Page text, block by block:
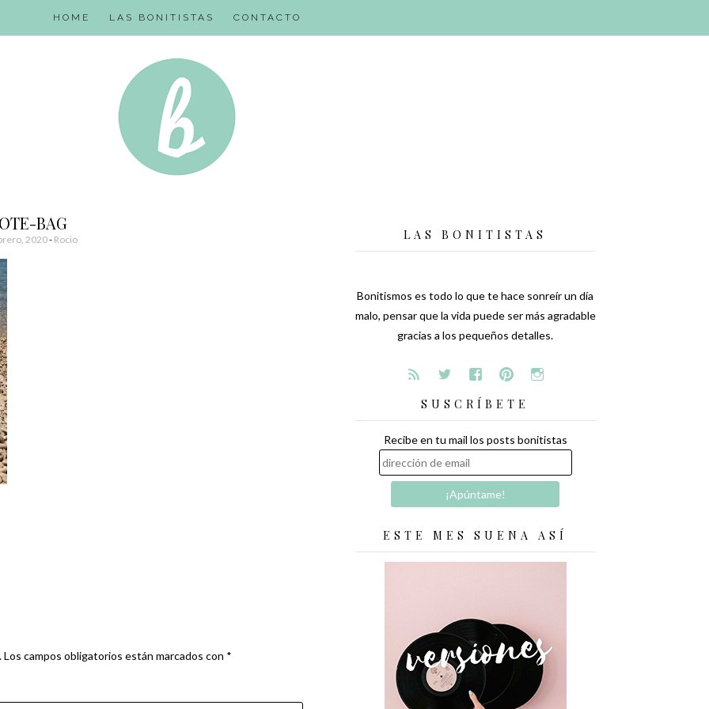
HOME LAS BONITISTAS CONTACTO
BAG
2020- Rocio
Los campos obligatorios están marcados con *
LAS BONITISTAS
Bonitismos es todo lo que te hace sonreír un día
malo, pensar que la vida puede ser más agradable
gracias a los pequeños detalles.
SUSCRÍBETE
Recibe en tu mail los posts bonitistas
ESTE MES SUENA ASÍ